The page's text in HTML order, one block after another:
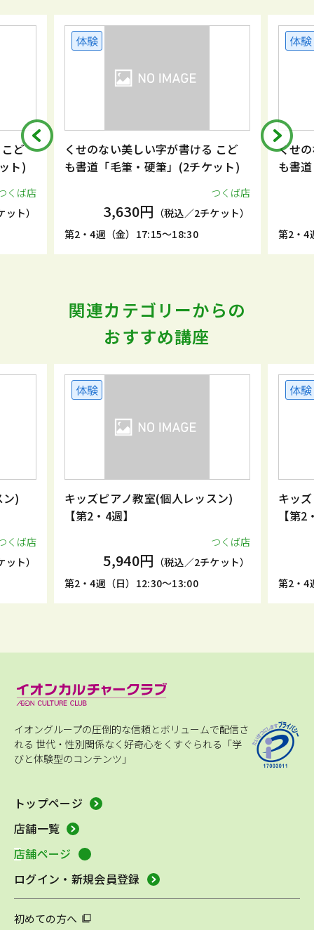
ど
ト)
くば店
ト）
体験
くせのない美しい字が書ける こど
も書道「毛筆・硬筆」(2チケット)
つくば店
3,630円 （税込／2チケット）
第2・4週（金）17:15～18:30
体験
くせ
も書
第2・4
関連カテゴリーからの
おすすめ講座
)
くば店
ト）
体験
キッズピアノ教室(個人レッスン)
【第2・4週】
つくば店
5,940円 （税込／2チケット）
第2・4週（日）12:30～13:00
体験
キッ
【第
第2・4
イオングループの圧倒的な信頼とボリュームで配信さ
れる 世代・性別関係なく好奇心をくすぐられる「学
びと体験型のコンテンツ」
トップページ
店舗一覧
店舗ページ
ログイン・新規会員登録
初めての方へ